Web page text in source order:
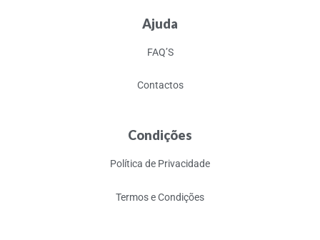
Ajuda
FAQ’S
Contactos
Condições
Política de Privacidade
Termos e Condições